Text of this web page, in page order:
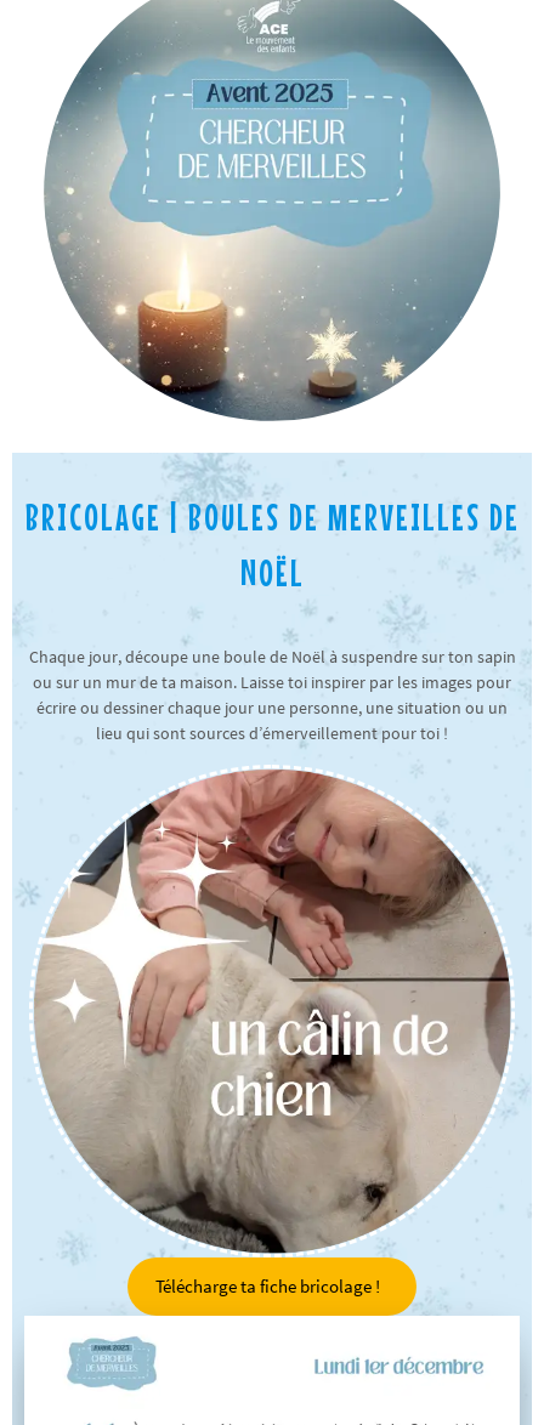
BRICOLAGE | BOULES DE MERVEILLES DE
NOËL
Chaque jour, découpe une boule de Noël à suspendre sur ton sapin
ou sur un mur de ta maison. Laisse toi inspirer par les images pour
écrire ou dessiner chaque jour une personne, une situation ou un
lieu qui sont sources d’émerveillement pour toi !
Télécharge ta fiche bricolage !